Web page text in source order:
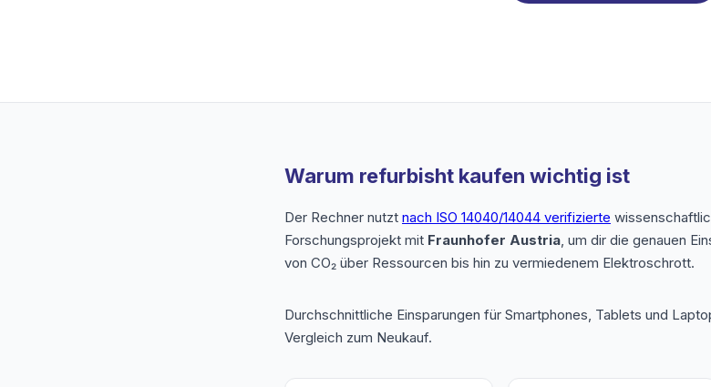
Warum refurbisht kaufen wichtig ist
Der Rechner nutzt nach ISO 14040/14044 verifizierte
Forschungsprojekt mit Fraunhofer Austria, um dir die genauen
von CO₂ über Ressourcen bis hin zu vermiedenem Elektroschrott.
Durchschnittliche Einsparungen für Smartphones, Tablets und
Vergleich zum Neukauf.